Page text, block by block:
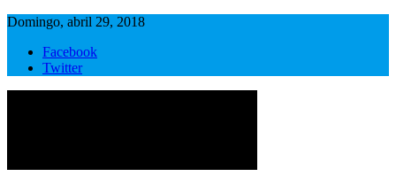
Domingo, abril 29, 2018
Facebook
Twitter